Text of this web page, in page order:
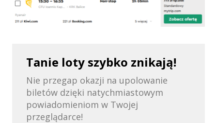
Tanie loty szybko znikają!
Nie przegap okazji na upolowanie
biletów dzięki natychmiastowym
powiadomieniom w Twojej
przeglądarce!